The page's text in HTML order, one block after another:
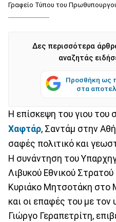
Γραφείο Τύπου του
Δες περισσότερα
αναζητάς
Προσθήκη ως
στα
Η επίσκεψη του γιου του
Χαφτάρ, Σαντάμ στην
σαφές πολιτικό και
Η συνάντηση του
Λιβυκού Εθνικού
Κυριάκο Μητσοτάκη στο
και οι επαφές του με
Γιώργο Γεραπετρίτη,